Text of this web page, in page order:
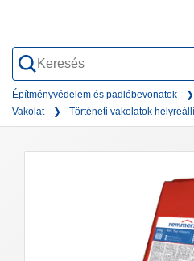
Építményvédelem és padlóbevonatok
Vakolat
Történeti vakolatok